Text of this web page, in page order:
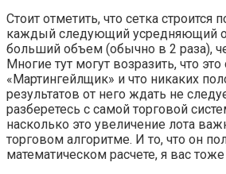
Стоит отметить, что сетка строится
каждый следующий усредняющий
больший объем (обычно в 2 раза),
Многие тут могут возразить, что
«Мартингейлщик» и что никаких
результатов от него ждать не
разберетесь с самой торговой
насколько это увеличение лота
торговом алгоритме. И то, что он
математическом расчете, я вас